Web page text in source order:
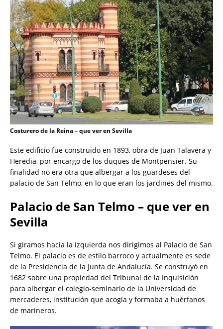
Costurero de la Reina – que ver en Sevilla
Este edificio fue construido en 1893, obra de Juan Talavera y
Heredia, por encargo de los duques de Montpensier. Su
finalidad no era otra que albergar a los guardeses del
palacio de San Telmo, en lo que eran los jardines del mismo.
Palacio de San Telmo – que ver en
Sevilla
Si giramos hacia la izquierda nos dirigimos al Palacio de San
Telmo. El palacio es de estilo barroco y actualmente es sede
de la Presidencia de la Junta de Andalucía. Se construyó en
1682 sobre una propiedad del Tribunal de la Inquisición
para albergar el colegio-seminario de la Universidad de
mercaderes, institución que acogía y formaba a huérfanos
de marineros.